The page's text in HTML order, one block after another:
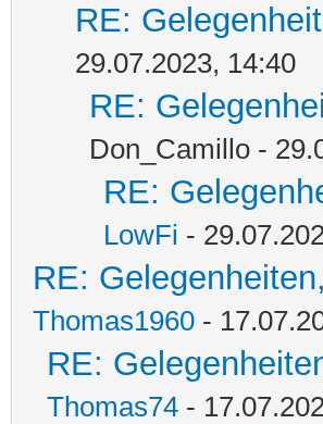
RE:
29.07.2023, 14:40
RE:
Don_Camillo -
RE:
LowFi -
RE:
Thomas1960 -
RE:
Thomas74 -